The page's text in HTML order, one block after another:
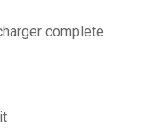
complete